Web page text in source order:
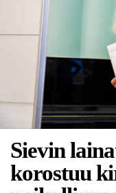
Sievin
korostuu